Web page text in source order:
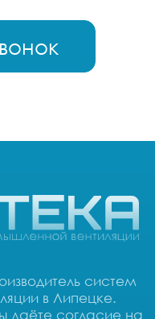
систем
в Липецке.
даёте согласие на